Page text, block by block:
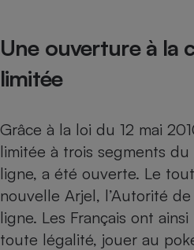
Une ouverture à la
limitée
Grâce à la loi du 12 mai
limitée à trois segments
ligne, a été ouverte. Le
nouvelle Arjel, l’Autorité
ligne. Les Français ont
toute légalité, jouer au